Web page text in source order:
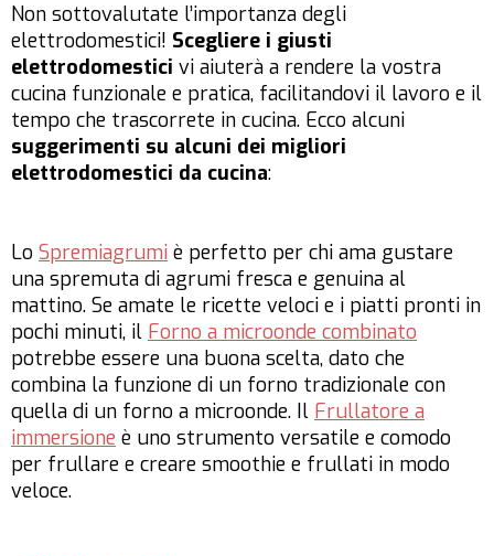
Non sottovalutate l’importanza degli
elettrodomestici! Scegliere i giusti
elettrodomestici vi aiuterà a rendere la vostra
cucina funzionale e pratica, facilitandovi il lavoro e il
tempo che trascorrete in cucina. Ecco alcuni
suggerimenti su alcuni dei migliori
elettrodomestici da cucina:
Lo Spremiagrumi è perfetto per chi ama gustare
una spremuta di agrumi fresca e genuina al
mattino. Se amate le ricette veloci e i piatti pronti in
pochi minuti, il Forno a microonde combinato
potrebbe essere una buona scelta, dato che
combina la funzione di un forno tradizionale con
quella di un forno a microonde. Il Frullatore a
immersione è uno strumento versatile e comodo
per frullare e creare smoothie e frullati in modo
veloce.